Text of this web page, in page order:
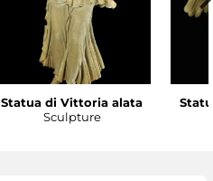
Statua di Vittoria alata
Sculpture